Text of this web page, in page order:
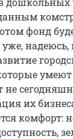
фонд
надеюсь,
умеют
не
их
комфорт: